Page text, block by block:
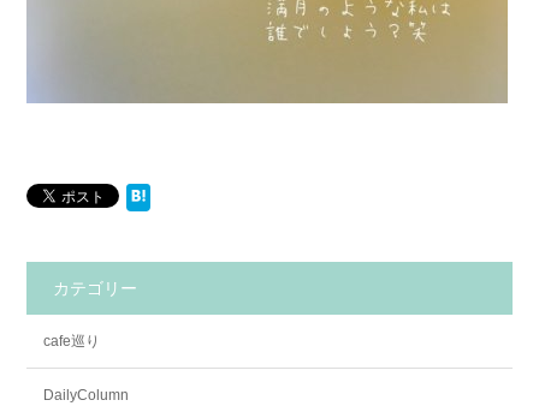
カテゴリー
cafe巡り
DailyColumn